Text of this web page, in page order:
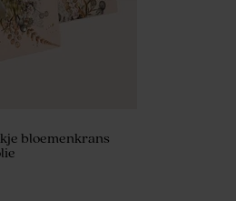
bloemenkrans